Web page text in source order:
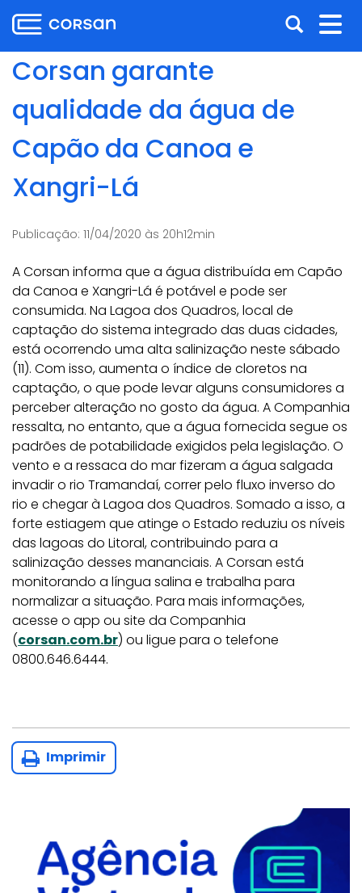
para
o
conteúdo
para
menu
para
para
o
conteúdo
Abrir
a
Corsan garante
qualidade da água de
Capão da Canoa e
Xangri-Lá
Publicação: 11/04/2020 às 20h12min
A Corsan informa que a água distribuída em Capão
da Canoa e Xangri-Lá é potável e pode ser
consumida. Na Lagoa dos Quadros, local de
captação do sistema integrado das duas cidades,
está ocorrendo uma alta salinização neste sábado
(11). Com isso, aumenta o índice de cloretos na
captação, o que pode levar alguns consumidores a
perceber alteração no gosto da água. A Companhia
ressalta, no entanto, que a água fornecida segue os
padrões de potabilidade exigidos pela legislação. O
vento e a ressaca do mar fizeram a água salgada
invadir o rio Tramandaí, correr pelo fluxo inverso do
rio e chegar à Lagoa dos Quadros. Somado a isso, a
forte estiagem que atinge o Estado reduziu os níveis
das lagoas do Litoral, contribuindo para a
salinização desses mananciais. A Corsan está
monitorando a língua salina e trabalha para
normalizar a situação. Para mais informações,
acesse o app ou site da Companhia
(corsan.com.br) ou ligue para o telefone
0800.646.6444.
Imprimir